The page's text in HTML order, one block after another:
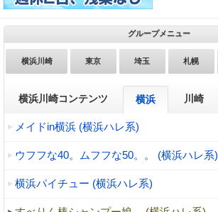
グループメニュー
横浜川崎 東京 埼玉 札幌
横浜川崎コンテンツ 横浜 川崎
メイドin横浜 (横浜ハレ系)
ウフフな40。ムフフな50。。 (横浜ハレ系)
横浜パイチュー (横浜ハレ系)